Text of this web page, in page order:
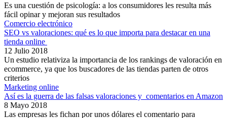
Es una cuestión de psicología: a los consumidores les resulta más
fácil opinar y mejoran sus resultados
Comercio electrónico
SEO vs valoraciones: qué es lo que importa para destacar en una
tienda online
12 Julio 2018
Un estudio relativiza la importancia de los rankings de valoración en
ecommerce, ya que los buscadores de las tiendas parten de otros
criterios
Marketing online
Así es la guerra de las falsas valoraciones y comentarios en Amazon
8 Mayo 2018
Las empresas les fichan por unos dólares el comentario para